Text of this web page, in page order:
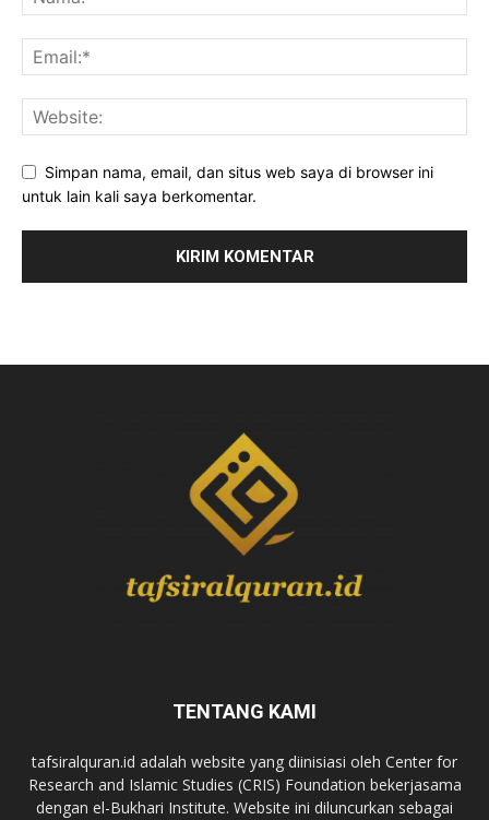
Simpan nama, email, dan situs web saya di browser ini
untuk lain kali saya berkomentar.
TENTANG KAMI
tafsiralquran.id adalah website yang diinisiasi oleh Center for
Research and Islamic Studies (CRIS) Foundation bekerjasama
dengan el-Bukhari Institute. Website ini diluncurkan sebagai